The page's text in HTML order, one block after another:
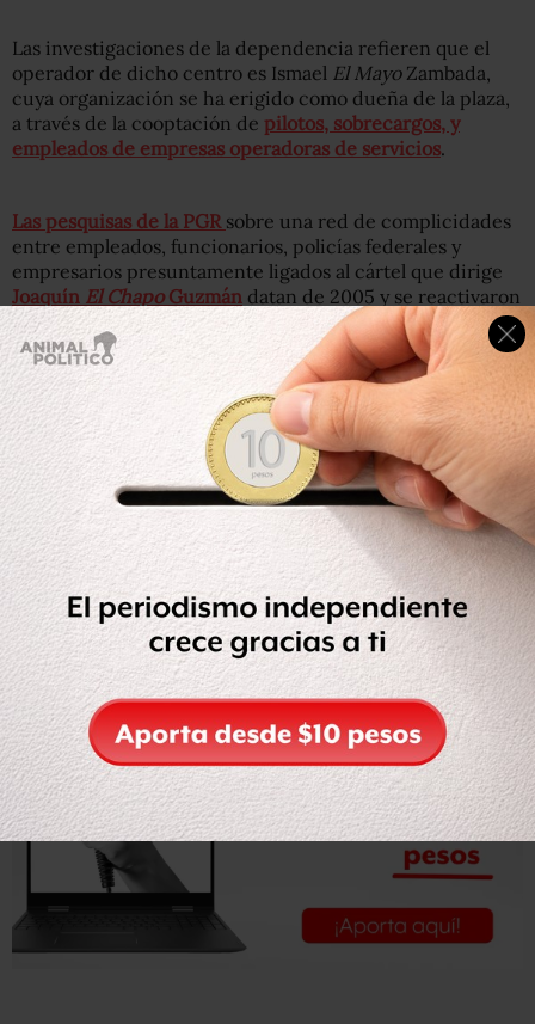
Las investigaciones de la dependencia refieren que el
operador de dicho centro es Ismael El Mayo Zambada,
cuya organización se ha erigido como dueña de la plaza,
a través de la cooptación de pilotos, sobrecargos, y
empleados de empresas operadoras de servicios.
Las pesquisas de la PGR sobre una red de complicidades
entre empleados, funcionarios, policías federales y
empresarios presuntamente ligados al cártel que dirige
Joaquín El Chapo Guzmán datan de 2005 y se reactivaron
en diciembre pasado, tras la detención de tres
empleados de Aeroméxico en España.
La Procuraduría General de la República (PGR)
determinó, a través de sus investigaciones, que el cártel
de Sinaloa mantiene un centro de operaciones en el
Aeropuerto Internacional de la Ciudad de México (AICM)
para eltrasiego de drogas vía aérea, incluso esa
organización criminal
se adjudica ser el dueño de esa
plaza por lo que ha cooptado a personal de diversas
líneas, pilotos, sobrecargos, y empleados de empresas
operadoras de servicios para llevar a cabo sus acciones.